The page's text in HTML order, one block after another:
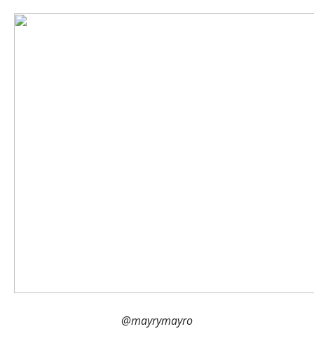
@mayrymayro